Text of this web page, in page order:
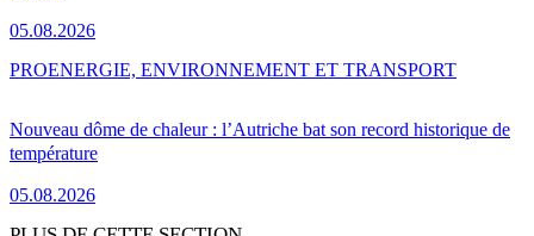
05.08.2026
Nouveau dôme de chaleur : l’Autriche bat son record historique de
température
05.08.2026
PROENERGIE, ENVIRONNEMENT ET TRANSPORT